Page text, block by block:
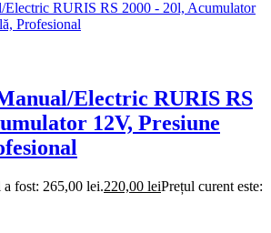
Electric RURIS RS
12V, Presiune
fost: 265,00 lei.220,00 leiPrețul curent este: